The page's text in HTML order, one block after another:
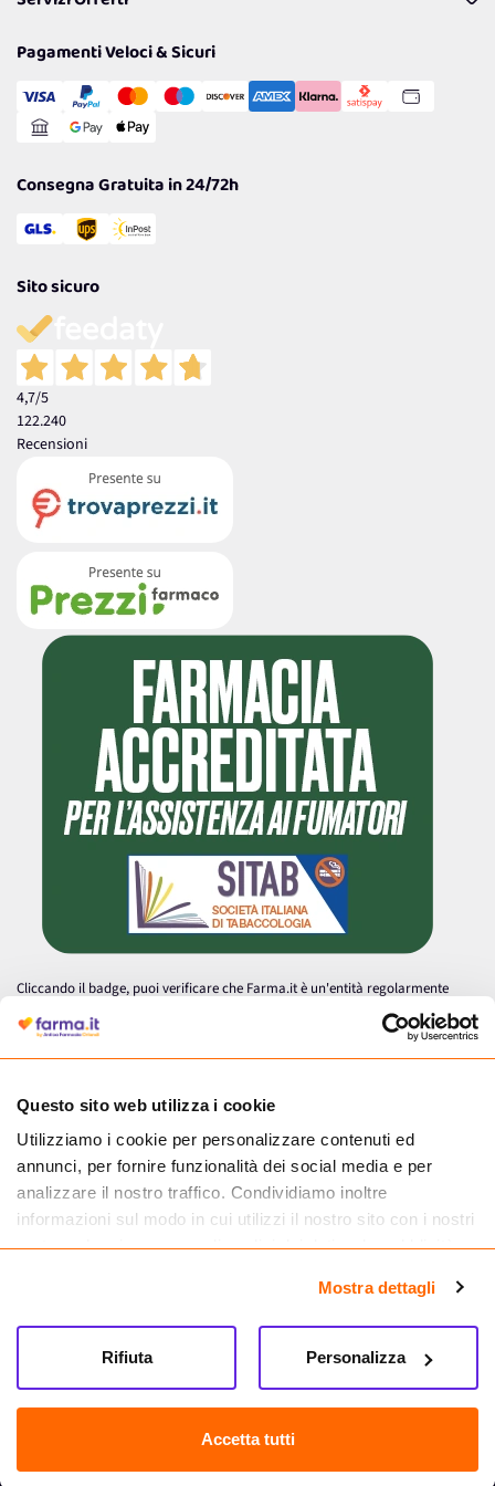
Questo sito web utilizza i cookie
Utilizziamo i cookie per personalizzare contenuti ed
annunci, per fornire funzionalità dei social media e per
analizzare il nostro traffico. Condividiamo inoltre
informazioni sul modo in cui utilizzi il nostro sito con i nostri
partner che si occupano di analisi dei dati web, pubblicità e
informazioni che hai fornito loro o che hanno raccolto dal
tuo utilizzo dei loro servizi.
Mostra dettagli
Accetta tutti
Personalizza
Rifiuta
Politiche per la parità di genere
Cookie Policy
Gestisci Cookie
Reso Facile e Veloce
Pagamenti Veloci & Sicuri
Consegna Gratuita in 24/72h
Sito sicuro
4,7/5
122.240
Recensioni
Cliccando il badge, puoi verificare che Farma.it è un'entità regolarmente
autorizzata dal Ministero della Salute a effettuare la vendita online di
medicinali.
Farma.it S.a.s. P. IVA 07417261216 REA: NA-884088
CREDITS
Sede legale Via delle Repubbliche Marinare 128, 80147 Napoli